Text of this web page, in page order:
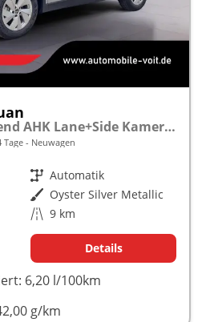
1.5 eTSI 110 kW Trend AHK Lane+Side Kamera VZE
Tage Neuwagen
Getriebe Automatik
Außenfarbe Oyster Silver Metallic
Kilometerstand 9 km
Details
6,20 l/100km
g/km